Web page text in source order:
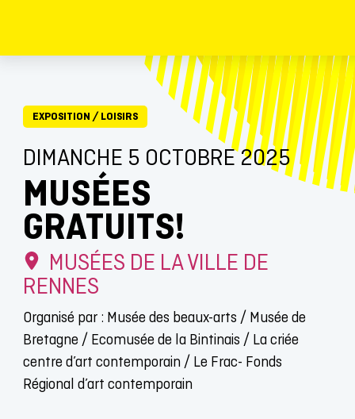
EXPOSITION / LOISIRS
DIMANCHE 5 OCTOBRE 2025
MUSÉES
GRATUITS!
MUSÉES DE LA VILLE DE
RENNES
Organisé par : Musée des beaux-arts / Musée de
Bretagne / Ecomusée de la Bintinais / La criée
centre d’art contemporain / Le Frac- Fonds
Régional d’art contemporain